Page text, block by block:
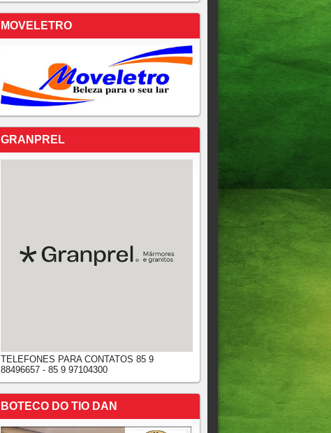
MOVELETRO
GRANPREL
TELEFONES PARA CONTATOS 85 9
88496657 - 85 9 97104300
BOTECO DO TIO DAN